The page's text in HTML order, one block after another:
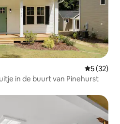
5 (32)
in de buurt van Pinehurst